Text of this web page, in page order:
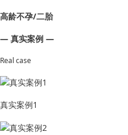
高龄不孕/二胎
— 真实案例 —
Real case
真实案例1